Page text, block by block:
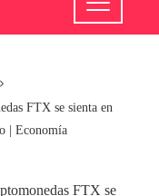
FTX se sienta en
| Economía